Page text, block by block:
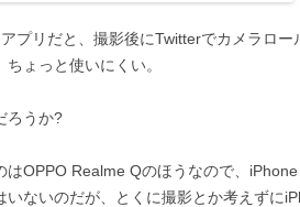
プリだと、撮影後にTwitterでカメラロ
ょっと使いにくい。
ろうか?
はOPPO Realme Qのほうなので、
いないのだが、とくに撮影とか考えずに